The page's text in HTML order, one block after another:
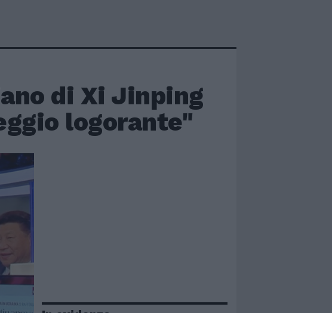
di Xi Jinping
logorante"